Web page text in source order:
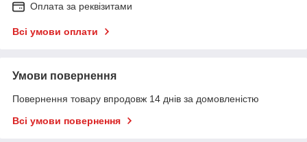
Оплата за реквізитами
Всі умови оплати
Умови повернення
Повернення товару впродовж 14 днів за домовленістю
Всі умови повернення